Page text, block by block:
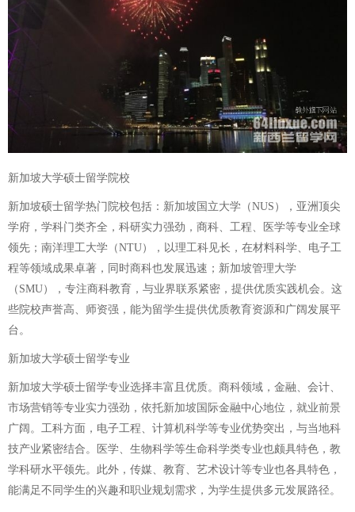
新加坡大学硕士留学院校
新加坡硕士留学热门院校包括：新加坡国立大学（NUS），亚洲顶尖
学府，学科门类齐全，科研实力强劲，商科、工程、医学等专业全球
领先；南洋理工大学（NTU），以理工科见长，在材料科学、电子工
程等领域成果卓著，同时商科也发展迅速；新加坡管理大学
（SMU），专注商科教育，与业界联系紧密，提供优质实践机会。这
些院校声誉高、师资强，能为留学生提供优质教育资源和广阔发展平
台。
新加坡大学硕士留学专业
新加坡大学硕士留学专业选择丰富且优质。商科领域，金融、会计、
市场营销等专业实力强劲，依托新加坡国际金融中心地位，就业前景
广阔。工科方面，电子工程、计算机科学等专业优势突出，与当地科
技产业紧密结合。医学、生物科学等生命科学类专业也颇具特色，教
学科研水平领先。此外，传媒、教育、艺术设计等专业也各具特色，
能满足不同学生的兴趣和职业规划需求，为学生提供多元发展路径。